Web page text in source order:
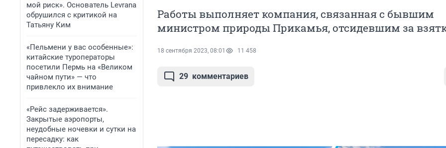
мой риск». Основатель Levrana
обрушился с критикой на
Татьяну Ким
«Пельмени у вас особенные»:
китайские туроператоры
посетили Пермь на «Великом
чайном пути» — что
привлекло их внимание
«Рейс задерживается».
Закрытые аэропорты,
неудобные ночевки и сутки на
пересадку: как
Работы выполняет компания, связанная с бывшим
министром природы Прикамья, отсидевшим за
18 сентября 2023, 08:01 11 458
29 комментариев